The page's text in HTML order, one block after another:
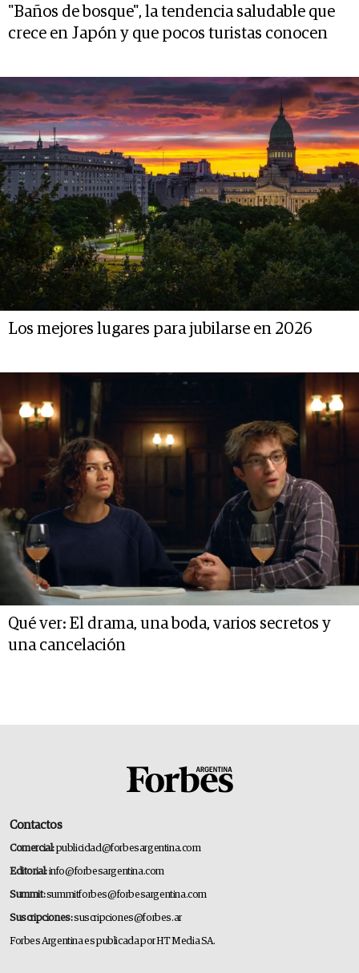
"Baños de bosque", la tendencia saludable que
crece en Japón y que pocos turistas conocen
Los mejores lugares para jubilarse en 2026
Qué ver: El drama, una boda, varios secretos y
una cancelación
Contactos
Comercial:publicidad@forbesargentina.com
Editorial:info@forbesargentina.com
Summit:summitforbes@forbesargentina.com
Suscripciones:suscripciones@forbes.ar
Forbes Argentina es publicada por HT Media SA.